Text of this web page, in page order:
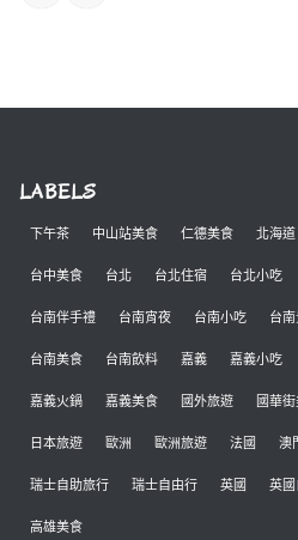
LABELS
下午茶 中山站美食 仁德美食 北海道
台中美食 台北 台北住宿 台北小吃
台南伴手禮 台南宵夜 台南小吃 台
台南美食 台南飲料 嘉義 嘉義小吃
嘉義火鍋 嘉義美食 國外旅遊 國華
日本旅遊 歐洲 歐洲旅遊 法國 澳
瑞士自助旅行 瑞士自由行 英國 英
高雄美食